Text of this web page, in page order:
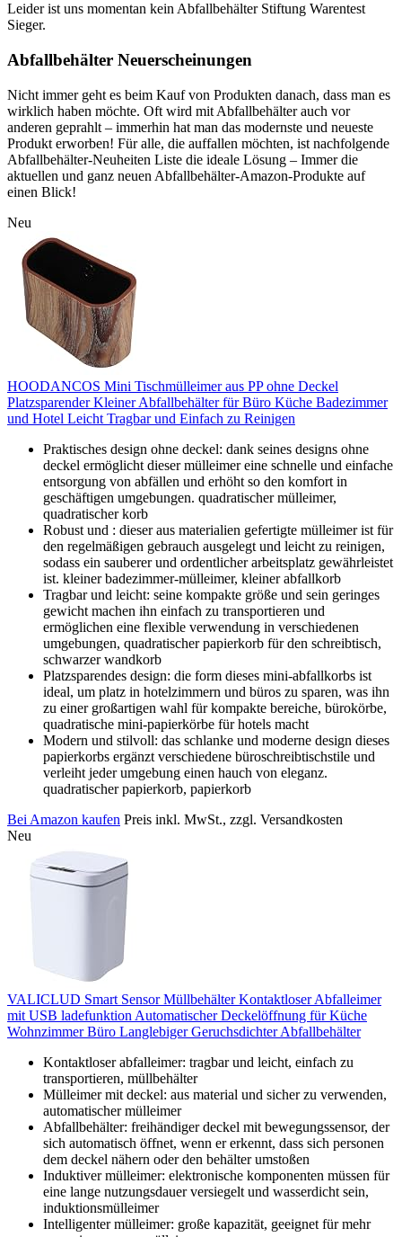
Leider ist uns momentan kein Abfallbehälter Stiftung Warentest
Sieger.
Abfallbehälter Neuerscheinungen
Nicht immer geht es beim Kauf von Produkten danach, dass man es
wirklich haben möchte. Oft wird mit Abfallbehälter auch vor
anderen geprahlt – immerhin hat man das modernste und neueste
Produkt erworben! Für alle, die auffallen möchten, ist nachfolgende
Abfallbehälter-Neuheiten Liste die ideale Lösung – Immer die
aktuellen und ganz neuen Abfallbehälter-Amazon-Produkte auf
einen Blick!
Neu
HOODANCOS Mini Tischmülleimer aus PP ohne Deckel
Platzsparender Kleiner Abfallbehälter für Büro Küche Badezimmer
und Hotel Leicht Tragbar und Einfach zu Reinigen
Praktisches design ohne deckel: dank seines designs ohne
deckel ermöglicht dieser mülleimer eine schnelle und einfache
entsorgung von abfällen und erhöht so den komfort in
geschäftigen umgebungen. quadratischer mülleimer,
quadratischer korb
Robust und : dieser aus materialien gefertigte mülleimer ist für
den regelmäßigen gebrauch ausgelegt und leicht zu reinigen,
sodass ein sauberer und ordentlicher arbeitsplatz gewährleistet
ist. kleiner badezimmer-mülleimer, kleiner abfallkorb
Tragbar und leicht: seine kompakte größe und sein geringes
gewicht machen ihn einfach zu transportieren und
ermöglichen eine flexible verwendung in verschiedenen
umgebungen, quadratischer papierkorb für den schreibtisch,
schwarzer wandkorb
Platzsparendes design: die form dieses mini-abfallkorbs ist
ideal, um platz in hotelzimmern und büros zu sparen, was ihn
zu einer großartigen wahl für kompakte bereiche, bürokörbe,
quadratische mini-papierkörbe für hotels macht
Modern und stilvoll: das schlanke und moderne design dieses
papierkorbs ergänzt verschiedene büroschreibtischstile und
verleiht jeder umgebung einen hauch von eleganz.
quadratischer papierkorb, papierkorb
Bei Amazon kaufen Preis inkl. MwSt., zzgl. Versandkosten
Neu
VALICLUD Smart Sensor Müllbehälter Kontaktloser Abfalleimer
mit USB ladefunktion Automatischer Deckelöffnung für Küche
Wohnzimmer Büro Langlebiger Geruchsdichter Abfallbehälter
Kontaktloser abfalleimer: tragbar und leicht, einfach zu
transportieren, müllbehälter
Mülleimer mit deckel: aus material und sicher zu verwenden,
automatischer mülleimer
Abfallbehälter: freihändiger deckel mit bewegungssensor, der
sich automatisch öffnet, wenn er erkennt, dass sich personen
dem deckel nähern oder den behälter umstoßen
Induktiver mülleimer: elektronische komponenten müssen für
eine lange nutzungsdauer versiegelt und wasserdicht sein,
induktionsmülleimer
Intelligenter mülleimer: große kapazität, geeignet für mehr